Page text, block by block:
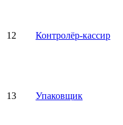
12 Контролёр-кассир
13 Упаковщик